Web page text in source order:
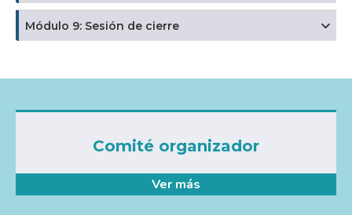
Módulo 9: Sesión de cierre
Comité organizador
Ver más